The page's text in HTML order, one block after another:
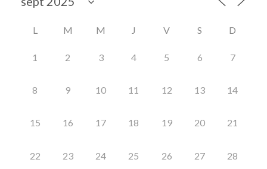
L M M J V S D
1 2 3 4 5 6 7
8 9 10 11 12 13 14
15 16 17 18 19 20 21
22 23 24 25 26 27 28